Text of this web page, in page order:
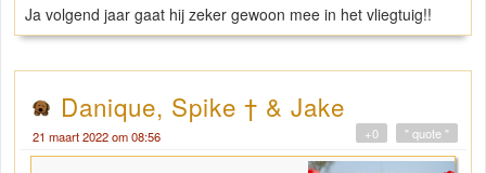
Ja volgend jaar gaat hij zeker gewoon mee in het vliegtuig!!
Danique, Spike † & Jake
21 maart 2022 om 08:56 " quote "
+0